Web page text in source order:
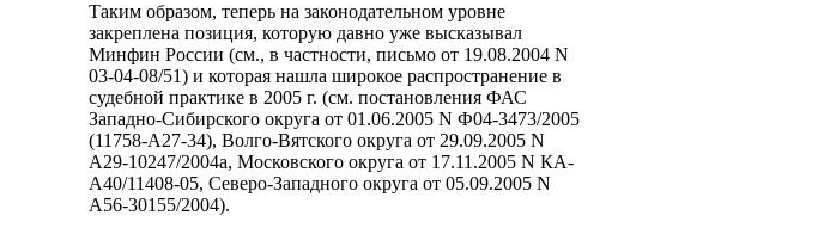
Таким образом, теперь на законодательном уровне
закреплена позиция, которую давно уже высказывал
Минфин России (см., в частности, письмо от 19.08.2004 N
03-04-08/51) и которая нашла широкое распространение в
судебной практике в 2005 г. (см. постановления ФАС
Западно-Сибирского округа от 01.06.2005 N Ф04-3473/2005
(11758-А27-34), Волго-Вятского округа от 29.09.2005 N
А29-10247/2004а, Московского округа от 17.11.2005 N КА-
А40/11408-05, Северо-Западного округа от 05.09.2005 N
А56-30155/2004).